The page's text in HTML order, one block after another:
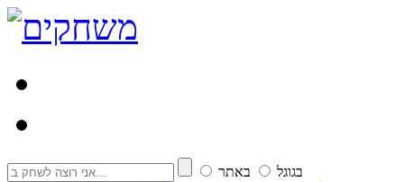
בגוגל באתר